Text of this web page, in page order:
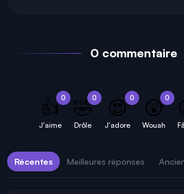
0 commentaire
0
👍
J'aime
0
🤣
Drôle
0
😍
J'adore
0
😲
Wouah
Récentes Meilleures réponses